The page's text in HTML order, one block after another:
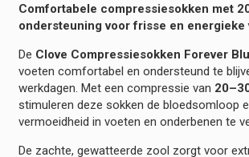
Comfortabele compressiesokken met
ondersteuning voor frisse en energieke
De Clove Compressiesokken Forever
voeten comfortabel en ondersteund te
werkdagen. Met een compressie van
stimuleren deze sokken de bloedsomloop
vermoeidheid in voeten en onderbenen te
De zachte, gewatteerde zool zorgt voor